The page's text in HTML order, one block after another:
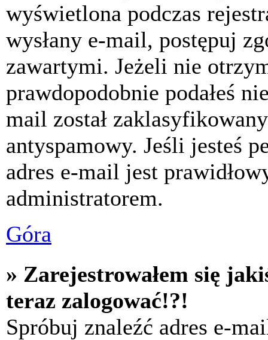
wyświetlona podczas
wysłany e-mail, postępuj
zawartymi. Jeżeli nie
prawdopodobnie podałeś
mail został
antyspamowy. Jeśli jesteś
adres e-mail jest
administratorem.
Góra
» Zarejestrowałem się
teraz zalogować!?!
Spróbuj znaleźć adres e-